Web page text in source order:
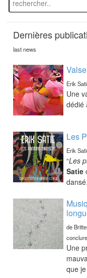
Dernières
last news
Erik
Une
dédié
Les
Erik
“Les
Satie
dansé.
de
conclure
Une
que